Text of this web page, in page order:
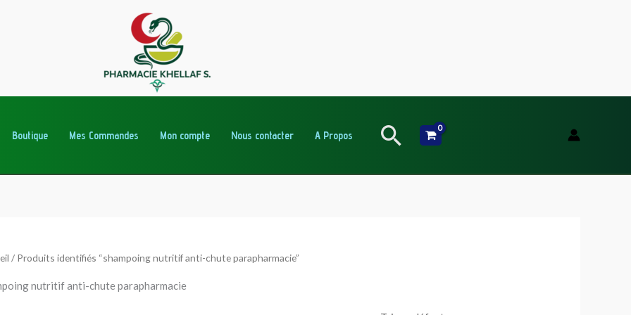
Boutique Mes Commandes Mon compte Nous contacter A Propos Rechercher
/ Produits identifiés “shampoing nutritif anti-chute parapharmacie”
nutritif anti-chute parapharmacie